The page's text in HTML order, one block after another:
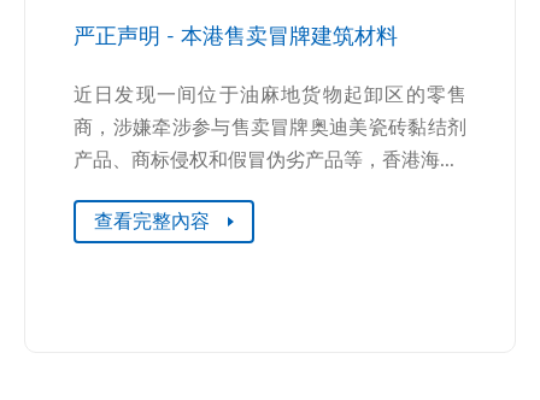
严正声明 - 本港售卖冒牌建筑材料
近日发现一间位于油麻地货物起卸区的零售
商，涉嫌牵涉参与售卖冒牌奥迪美瓷砖黏结剂
产品、商标侵权和假冒伪劣产品等，香港海...
查看完整內容